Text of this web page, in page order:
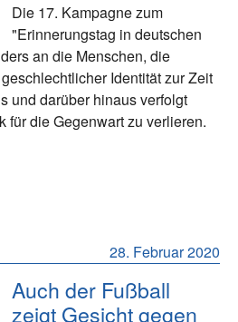
Die 17. Kampagne zum
"Erinnerungstag in deutschen
an die Menschen, die
Identität zur Zeit
und darüber hinaus verfolgt
für die Gegenwart zu verlieren.
28. Februar 2020
Auch der Fußball
zeigt Gesicht gegen